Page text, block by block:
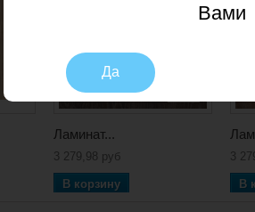
Вами
Да
Ламинат...
3 279,98 руб
В корзину
3
В